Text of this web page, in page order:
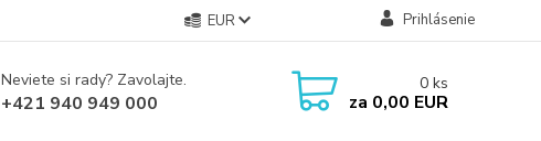
EUR Prihlásenie
Neviete si rady? Zavolajte.
+421 940 949 000
0 ks
za 0,00 EUR